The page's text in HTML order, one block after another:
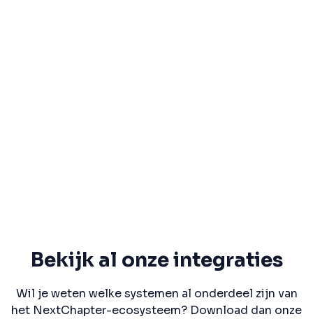
Bekijk al onze integraties
Wil je weten welke systemen al onderdeel zijn van
het NextChapter-ecosysteem? Download dan onze